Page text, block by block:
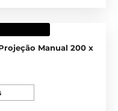
Manual 200 x